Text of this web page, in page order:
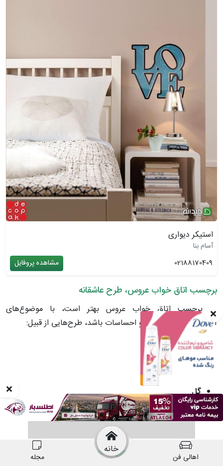
مجله
خانه
اهالی فن
استیکر دیواری
آسام بنا
02188170409
مشاهده پروفایل
برچسب اتاق خواب عروس، طرح عاشقانه
تم برچسب اتاق خواب عروس بهتر است، با موضوع‌های
آرامش‌بخش برای روان و احساسات باشد، طرح‌هایی از قبیل:
فرشته
قلب
پرنده
گل